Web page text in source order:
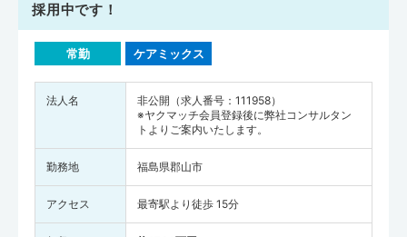
採用中です！
常勤 ケアミックス
法人名
非公開（求人番号：111958）
※ヤクマッチ会員登録後に弊社コンサルタン
トよりご案内いたします。
勤務地 福島県郡山市
アクセス 最寄駅より徒歩 15分